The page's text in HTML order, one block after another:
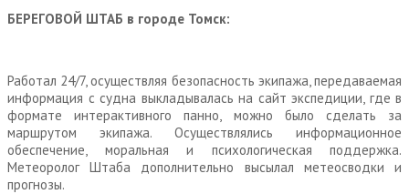
БЕРЕГОВОЙ ШТАБ в городе Томск:
Работал 24/7, осуществляя безопасность экипажа, передаваемая
информация с судна выкладывалась на сайт экспедиции, где в
формате интерактивного панно, можно было сделать за
маршрутом экипажа. Осуществлялись информационное
обеспечение, моральная и психологическая поддержка.
Метеоролог Штаба дополнительно высылал метеосводки и
прогнозы.